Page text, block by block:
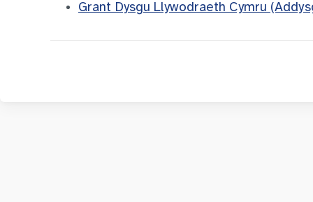
Grant Dysgu Llywodraeth Cymru